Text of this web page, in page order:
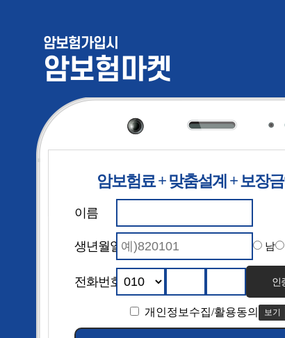
암보험가입시
암보험마켓
암보험 보
암보험료 + 맞춤설계 + 보장
이름
생년월일 남
전화번호 인
개인정보수집/활용동의 보기